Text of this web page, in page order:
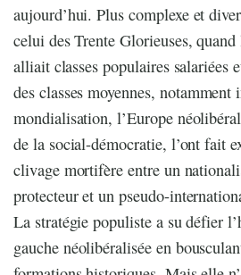
aujourd’hui. Plus complexe et
celui des Trente Glorieuses,
alliait classes populaires salariées
des classes moyennes,
mondialisation, l’Europe
de la social-démocratie, l’ont fait
clivage mortifère entre un
protecteur et un pseudo-
La stratégie populiste a su défier
gauche néolibéralisée en